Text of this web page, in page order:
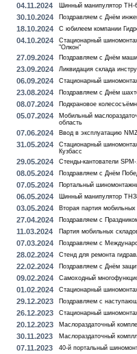
04.11.2024 Шинный манипулятор TH-
30.10.2024 Поздравляем с Днём
18.10.2024 С юбилеем компании
04.10.2024
Стационарный
"Олкон"
27.09.2024 Поздравляем с Днём
23.09.2024 Ликвидация склада
06.09.2024 Стационарный
23.08.2024 Поздравляем с Днём
08.07.2024 Подкрановое
05.07.2024
Мобильный
область
07.06.2024 Ввод в эксплуатацию
31.05.2024
Стационарный
Кузбасс
29.05.2024 Стенды-кантователи
08.05.2024 Поздравляем с Днём
07.05.2024 Портальный
06.05.2024 Шинный манипулятор
03.05.2024 Вторая партия
27.04.2024 Поздравляем с
11.03.2024 Партия мобильных
07.03.2024 Поздравляем с
28.02.2024 Стенд для ремонта
22.02.2024 Поздравляем с Днём
09.02.2024 Самоходный
01.02.2024 Стационарный
29.12.2023 Поздравляем с
26.12.2023 Стационарный
20.12.2023 Маслораздаточный
30.11.2023 Маслораздаточный
07.11.2023 40-й портальный